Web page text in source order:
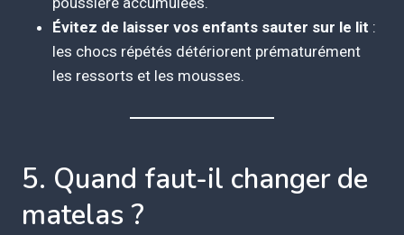
Évitez de laisser vos enfants sauter sur le lit :
les chocs répétés détériorent prématurément
les ressorts et les mousses.
5. Quand faut-il changer de
matelas ?